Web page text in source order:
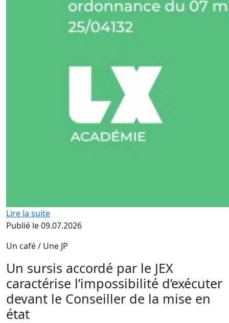
Lire la suite
Publié le 09.07.2026
Un café / Une JP
Un sursis accordé par le JEX
caractérise l’impossibilité d’exécuter
devant le Conseiller de la mise en
état